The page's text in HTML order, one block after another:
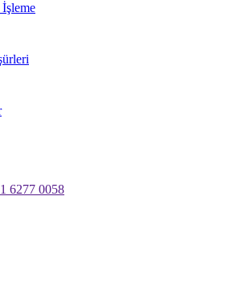
İşleme
6277 0058